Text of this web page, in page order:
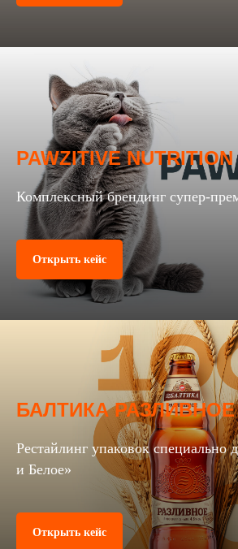
PAWZITIVE NUTRITION
Комплексный брендинг супер-
Открыть кейс
БАЛТИКА
Рестайлинг упаковок специально
и Белое»
Открыть кейс